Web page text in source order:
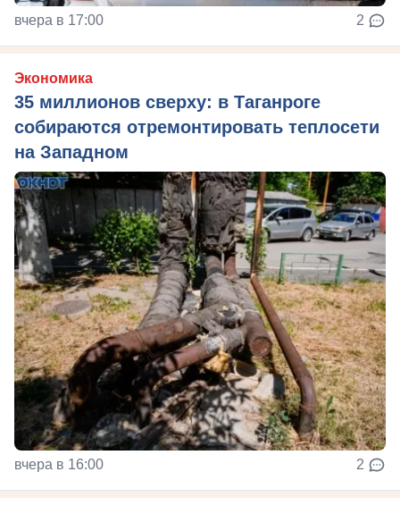
вчера в 17:00 2
Экономика
35 миллионов сверху: в Таганроге
собираются отремонтировать теплосети
на Западном
вчера в 16:00 2